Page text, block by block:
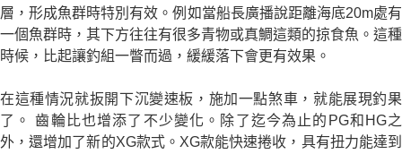
層，形成魚群時特別有效。例如當船長廣播說距離海底20m處有
一個魚群時，其下方往往有很多青物或真鯛這類的掠食魚。這種
時候，比起讓釣組一瞥而過，緩緩落下會更有效果。
在這種情況就扳開下沉變速板，施加一點煞車，就能展現釣果
了。 齒輪比也增添了不少變化。除了迄今為止的PG和HG之
外，還增加了新的XG款式。XG款能快速捲收，具有扭力能達到